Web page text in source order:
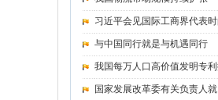
习近平会见国际工商界代表
与中国同行就是与机遇同行
我国每万人口高价值发明专
国家发展改革委有关负责人